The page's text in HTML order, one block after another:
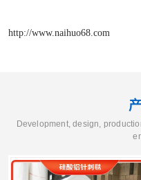
http://www.naihuo68.com
Development, design,